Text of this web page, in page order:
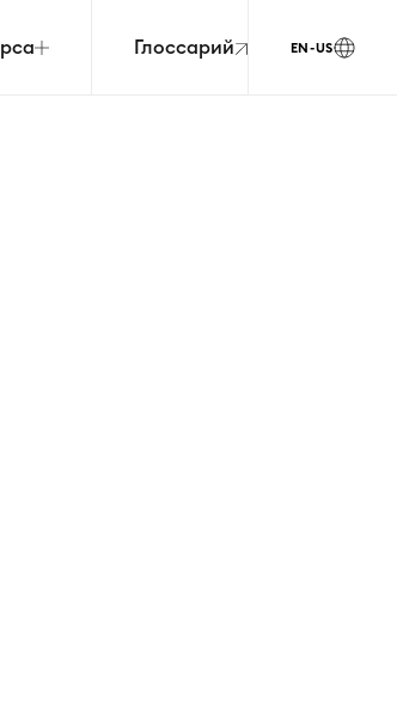
Глоссарий EN-US